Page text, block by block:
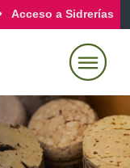
Acceso a Sidrerías